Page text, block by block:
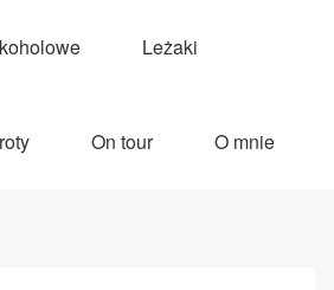
Leżaki
On tour O mnie